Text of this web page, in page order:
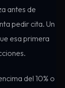
antes de
pedir cita. Un
esa primera
del 10% o